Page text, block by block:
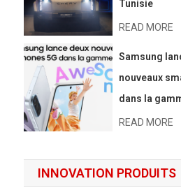
Tunisie
READ MORE
Samsung
nouveaux
dans la
READ MORE
INNOVATION PRODUITS